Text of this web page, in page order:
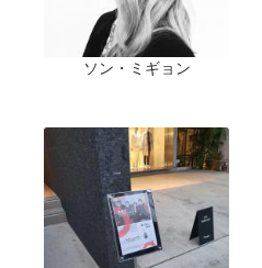
ソン・ミギョン